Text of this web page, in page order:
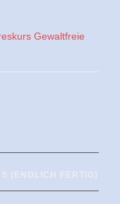
Gewaltfreie
(ENDLICH FERTIG)